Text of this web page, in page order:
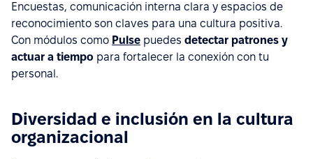
Encuestas, comunicación interna clara y espacios de
reconocimiento son claves para una cultura positiva.
Con módulos como Pulse puedes detectar patrones y
actuar a tiempo para fortalecer la conexión con tu
personal.
Diversidad e inclusión en la cultura
organizacional